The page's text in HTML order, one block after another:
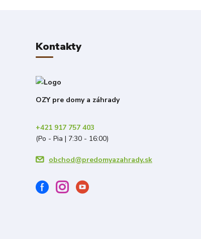
Kontakty
OZY pre domy a záhrady
+421 917 757 403
(Po - Pia | 7:30 - 16:00)
obchod@predomyazahrady.sk